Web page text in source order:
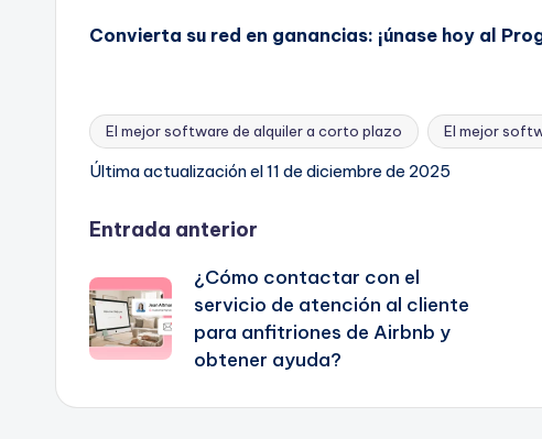
Convierta su red en ganancias: ¡únase hoy al
Etiquetas:
El mejor software de alquiler a corto plazo El mejor
Última actualización el 11 de diciembre de 2025
Navegación
de
entradas
Entrada anterior
¿Cómo contactar con el
servicio de atención al cliente
para anfitriones de Airbnb y
obtener ayuda?